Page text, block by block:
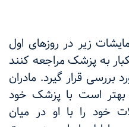
زیر در روزهای اول
به پزشک مراجعه کنند
قرار گیرد. مادران
بهتر است با پزشک خود
خود را با او در میان